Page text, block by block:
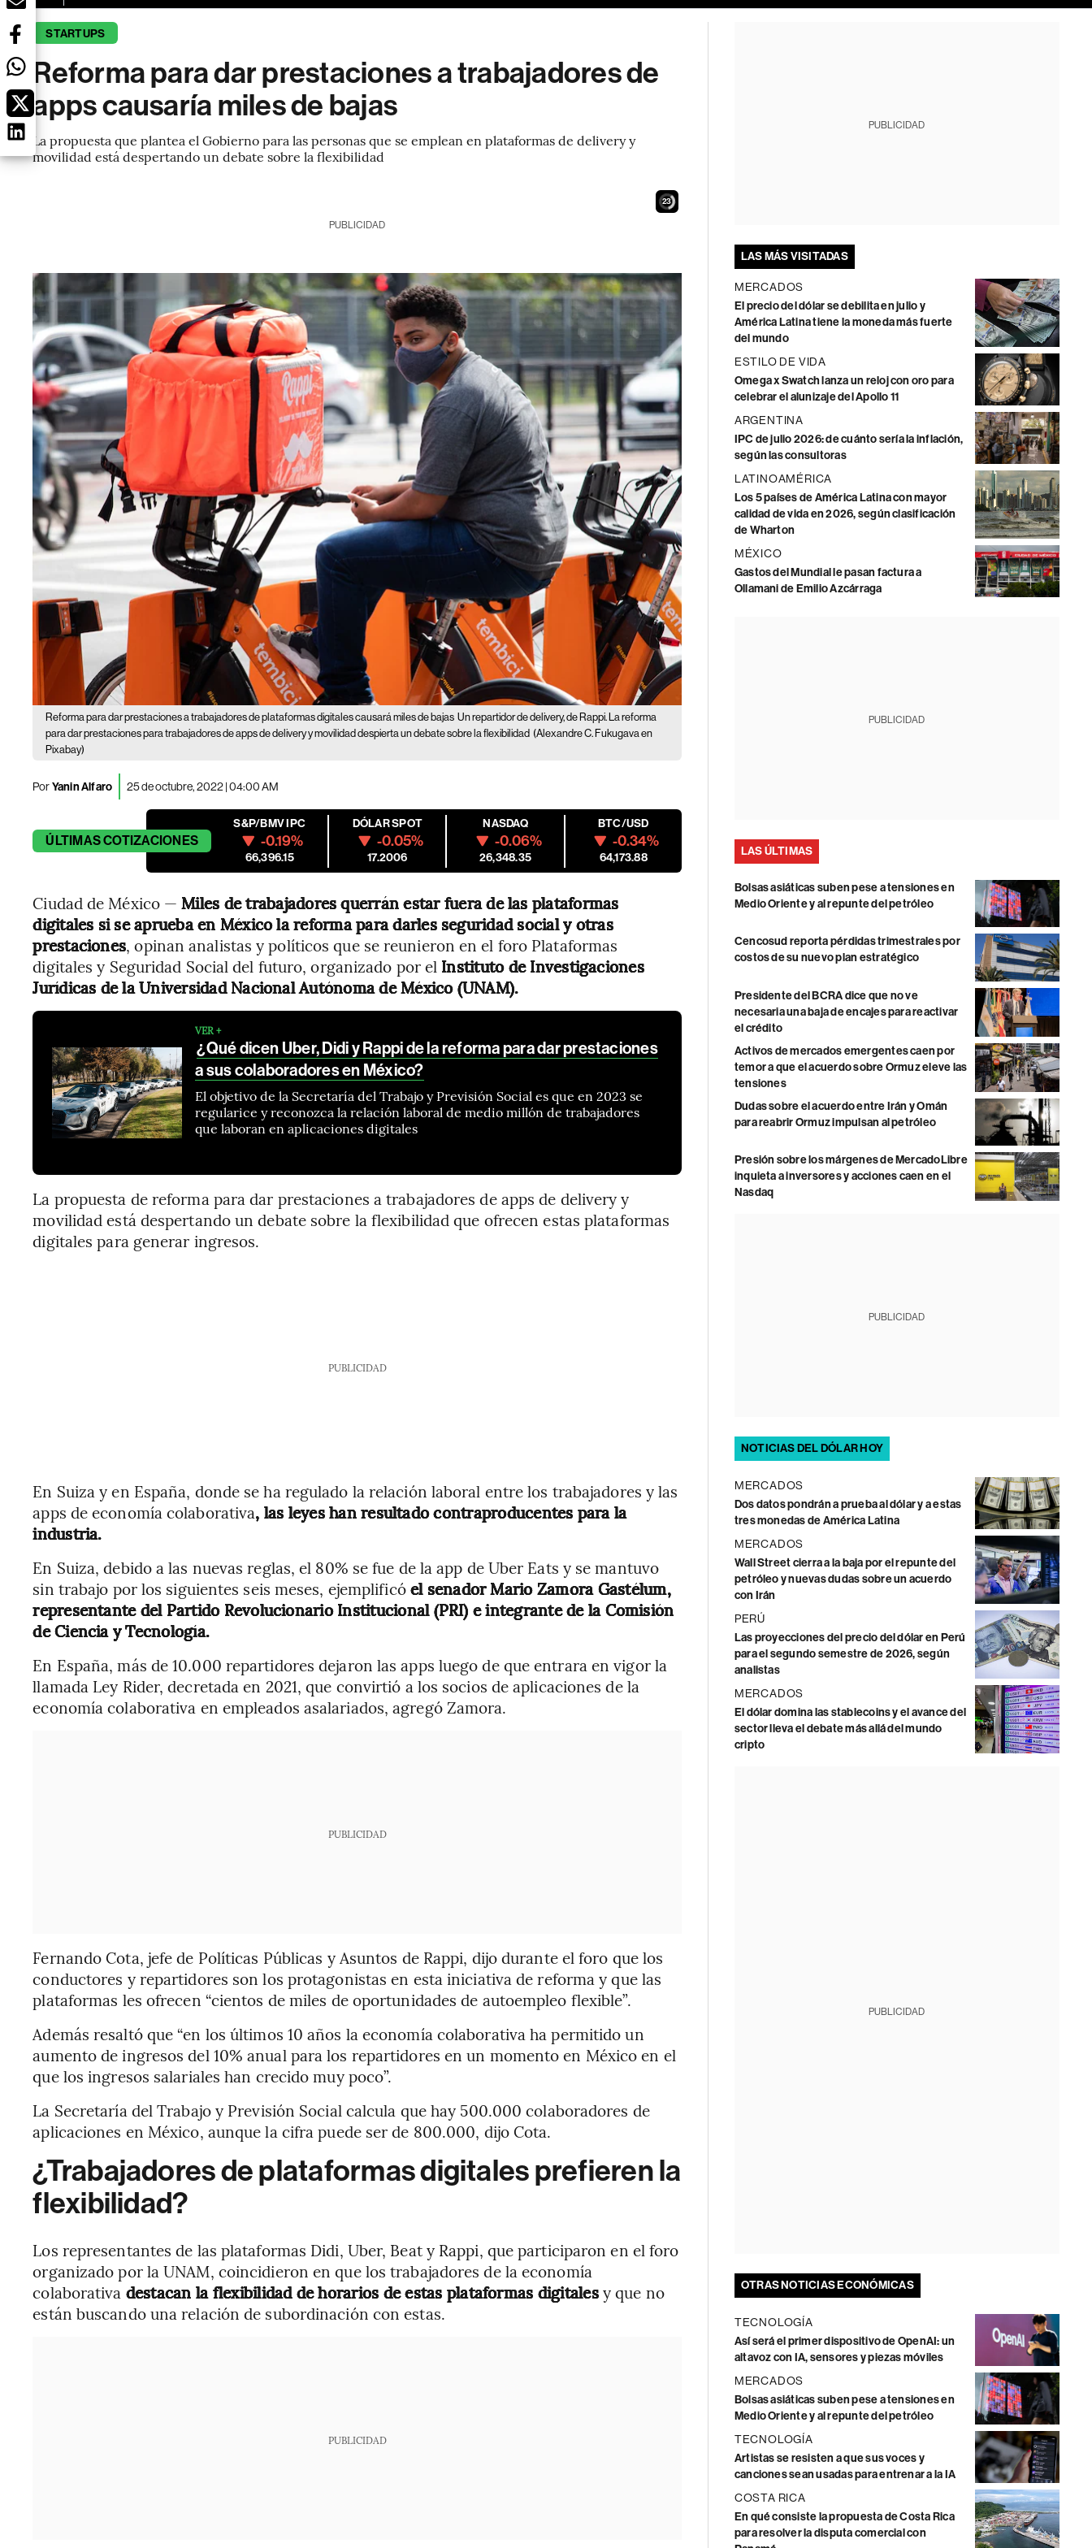
STARTUPS
Reforma para dar prestaciones a trabajadores de
apps causaría miles de bajas
La propuesta que plantea el Gobierno para las personas que se emplean en plataformas de delivery y
movilidad está despertando un debate sobre la flexibilidad
22
PUBLICIDAD
Reforma para dar prestaciones a trabajadores de plataformas digitales causará miles de bajas Un repartidor de delivery, de Rappi. La reforma
para dar prestaciones para trabajadores de apps de delivery y movilidad despierta un debate sobre la flexibilidad (Alexandre C. Fukugava en
Pixabay)
PorYanin Alfaro 25 de octubre, 2022 | 04:00 AM
ÚLTIMASCOTIZACIONES
S&P/BMV IPC
-0.19%
66,396.15
DÓLAR SPOT
-0.05%
17.2006
NASDAQ
-0.06%
26,348.35
BTC/USD
-0.34%
64,173.88
Ciudad de México —Miles de trabajadores querrán estar fuera de las plataformas
digitales si se aprueba en México la reforma para darles seguridad social y otras
prestaciones, opinan analistas y políticos que se reunieron en el foro Plataformas
digitales y Seguridad Social del futuro, organizado por el Instituto de Investigaciones
Jurídicas de la Universidad Nacional Autónoma de México (UNAM).
VER +
¿Qué dicen Uber, Didi y Rappi de la reforma para dar prestaciones
a sus colaboradores en México?
El objetivo de la Secretaría del Trabajo y Previsión Social es que en 2023 se
regularice y reconozca la relación laboral de medio millón de trabajadores
que laboran en aplicaciones digitales
La propuesta de reforma para dar prestaciones a trabajadores de apps de delivery y
movilidad está despertando un debate sobre la flexibilidad que ofrecen estas plataformas
digitales para generar ingresos.
PUBLICIDAD
En Suiza y en España, donde se ha regulado la relación laboral entre los trabajadores y las
apps de economía colaborativa, las leyes han resultado contraproducentes para la
industria.
En Suiza, debido a las nuevas reglas, el 80% se fue de la app de Uber Eats y se mantuvo
sin trabajo por los siguientes seis meses, ejemplificóel senador Mario Zamora Gastélum,
representante del Partido Revolucionario Institucional (PRI) e integrante de la Comisión
de Ciencia y Tecnología.
En España, más de 10.000 repartidores dejaron las apps luego de que entrara en vigor la
llamada Ley Rider, decretada en 2021, que convirtió a los socios de aplicaciones de la
economía colaborativa en empleados asalariados, agregó Zamora.
PUBLICIDAD
Fernando Cota, jefe de Políticas Públicas y Asuntos de Rappi, dijo durante el foro que los
conductores y repartidores son los protagonistas en esta iniciativa de reforma y que las
plataformas les ofrecen “cientos de miles de oportunidades de autoempleo flexible”.
Además resaltó que “en los últimos 10 años la economía colaborativa ha permitido un
aumento de ingresos del 10% anual para los repartidores en un momento en México en el
que los ingresos salariales han crecido muy poco”.
La Secretaría del Trabajo y Previsión Social calcula que hay 500.000 colaboradores de
aplicaciones en México, aunque la cifra puede ser de 800.000, dijo Cota.
¿Trabajadores de plataformas digitales prefieren la
flexibilidad?
Los representantes de las plataformas Didi, Uber, Beat y Rappi, que participaron en el foro
organizado por la UNAM, coincidieron en que los trabajadores de la economía
colaborativa destacan la flexibilidad de horarios de estas plataformas digitalesy que no
están buscando una relación de subordinación con estas.
PUBLICIDAD
PUBLICIDAD
LAS MÁS VISITADAS
MERCADOS
El precio del dólar se debilita en julio y
América Latina tiene la moneda más fuerte
del mundo
ESTILO DE VIDA
Omega x Swatch lanza un reloj con oro para
celebrar el alunizaje del Apollo 11
ARGENTINA
IPC de julio 2026: de cuánto sería la inflación,
según las consultoras
LATINOAMÉRICA
Los 5 países de América Latina con mayor
calidad de vida en 2026, según clasificación
de Wharton
MÉXICO
Gastos del Mundial le pasan factura a
Ollamani de Emilio Azcárraga
PUBLICIDAD
LAS ÚLTIMAS
Bolsas asiáticas suben pese a tensiones en
Medio Oriente y al repunte del petróleo
Cencosud reporta pérdidas trimestrales por
costos de su nuevo plan estratégico
Presidente del BCRA dice que no ve
necesaria una baja de encajes para reactivar
el crédito
Activos de mercados emergentes caen por
temor a que el acuerdo sobre Ormuz eleve las
tensiones
Dudas sobre el acuerdo entre Irán y Omán
para reabrir Ormuz impulsan al petróleo
Presión sobre los márgenes de MercadoLibre
inquieta a inversores y acciones caen en el
Nasdaq
PUBLICIDAD
NOTICIAS DEL DÓLAR HOY
MERCADOS
Dos datos pondrán a prueba al dólar y a estas
tres monedas de América Latina
MERCADOS
Wall Street cierra a la baja por el repunte del
petróleo y nuevas dudas sobre un acuerdo
con Irán
PERÚ
Las proyecciones del precio del dólar en Perú
para el segundo semestre de 2026, según
analistas
MERCADOS
El dólar domina las stablecoins y el avance del
sector lleva el debate más allá del mundo
cripto
PUBLICIDAD
OTRAS NOTICIAS ECONÓMICAS
TECNOLOGÍA
Así será el primer dispositivo de OpenAI: un
altavoz con IA, sensores y piezas móviles
MERCADOS
Bolsas asiáticas suben pese a tensiones en
Medio Oriente y al repunte del petróleo
TECNOLOGÍA
Artistas se resisten a que sus voces y
canciones sean usadas para entrenar a la IA
COSTA RICA
En qué consiste la propuesta de Costa Rica
para resolver la disputa comercial con